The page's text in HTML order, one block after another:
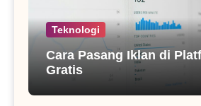
Teknologi
Cara Pasang Iklan di
Gratis